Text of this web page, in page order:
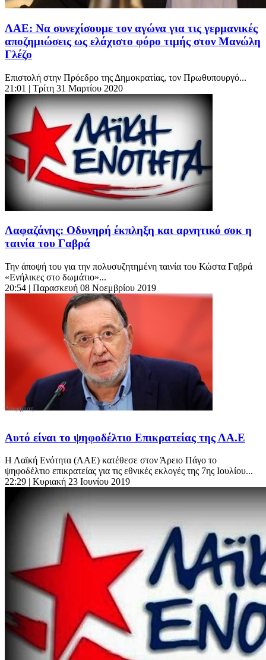
ΛΑΕ: Να συνεχίσουμε τον αγώνα για τις γερμανικές
αποζημιώσεις ως ελάχιστο φόρο τιμής στον Μανώλη
Γλέζο
Επιστολή στην Πρόεδρο της Δημοκρατίας, τον Πρωθυπουργό...
21:01 | Τρίτη 31 Μαρτίου 2020
Λαφαζάνης: Οδυνηρή έκπληξη και αρνητικό σοκ η
ταινία του Γαβρά
Την άποψή του για την πολυσυζητημένη ταινία του Κώστα Γαβρά
«Ενήλικες στο δωμάτιο»...
20:54 | Παρασκευή 08 Νοεμβρίου 2019
Αυτό είναι το ψηφοδέλτιο Επικρατείας της ΛΑ.Ε
Η Λαϊκή Ενότητα (ΛΑΕ) κατέθεσε στον Άρειο Πάγο το
ψηφοδέλτιο επικρατείας για τις εθνικές εκλογές της 7ης Ιουλίου...
22:29 | Κυριακή 23 Ιουνίου 2019